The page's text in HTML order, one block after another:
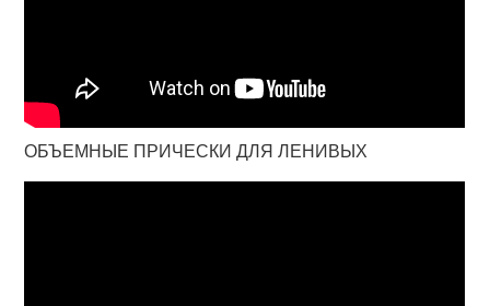
ОБЪЕМНЫЕ ПРИЧЕСКИ ДЛЯ ЛЕНИВЫХ